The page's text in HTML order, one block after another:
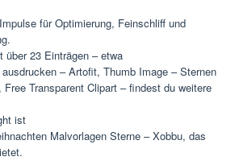
für Optimierung, Feinschliff und
über 23 Einträgen – etwa
– Artofit, Thumb Image – Sternen
Transparent Clipart – findest du weitere
ist
Malvorlagen Sterne – Xobbu, das